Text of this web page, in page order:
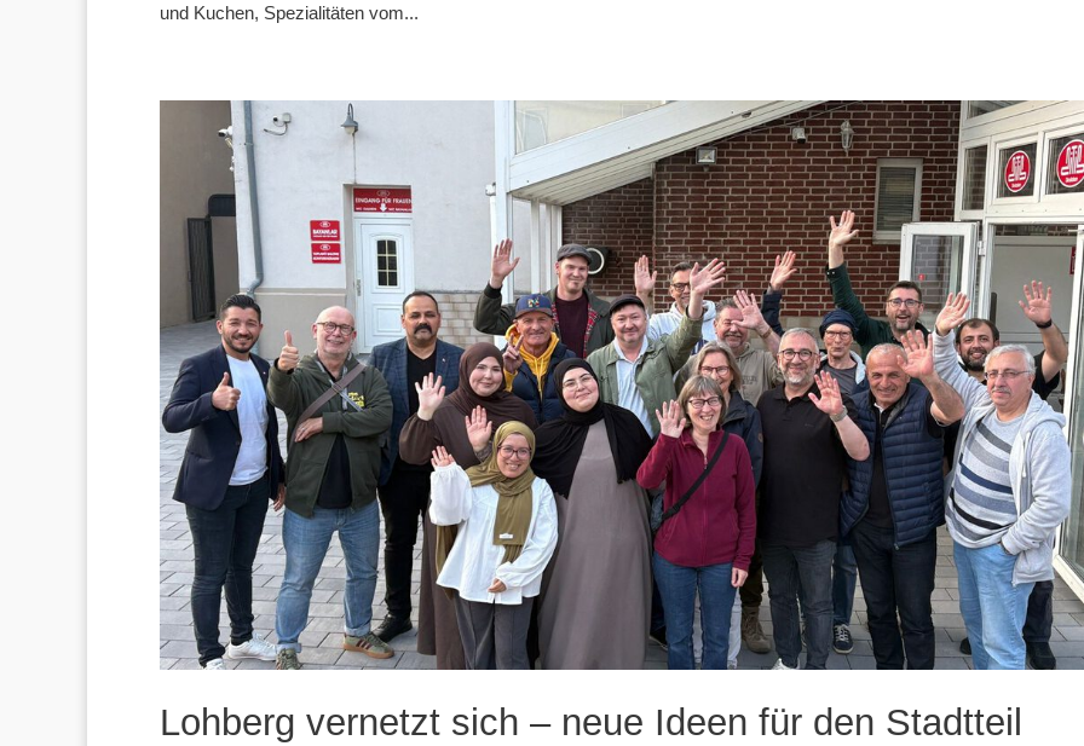
und Kuchen, Spezialitäten vom...
Lohberg vernetzt sich – neue Ideen für den Stadtteil